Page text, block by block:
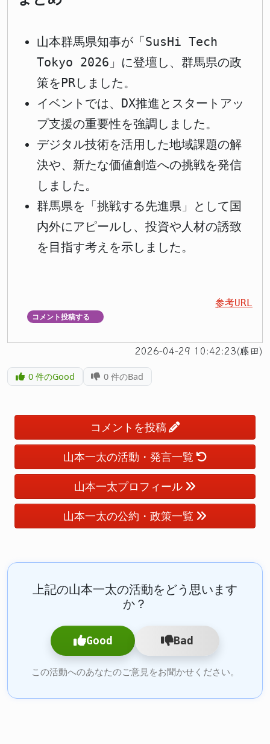
山本群馬県知事が「SusHi Tech
Tokyo 2026」に登壇し、群馬県の政
策をPRしました。
イベントでは、DX推進とスタートアッ
プ支援の重要性を強調しました。
デジタル技術を活用した地域課題の解
決や、新たな価値創造への挑戦を発信
しました。
群馬県を「挑戦する先進県」として国
内外にアピールし、投資や人材の誘致
を目指す考えを示しました。
参考URL
コメント投稿する
2026-04-29 10:42:23(藤田)
0件のGood 0 件のBad
コメントを投稿
山本一太の活動・発言一覧
山本一太プロフィール
山本一太の公約・政策一覧
上記の山本一太の活動をどう思います
か？
Good Bad
この活動へのあなたのご意見をお聞かせください。